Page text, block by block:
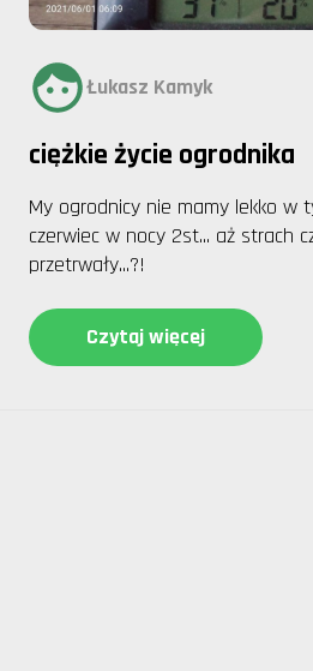
Łukasz Kamyk
ciężkie życie ogrodnika
My ogrodnicy nie mamy lekko w
czerwiec w nocy 2st... aż strach
przetrwały...?!
Czytaj więcej